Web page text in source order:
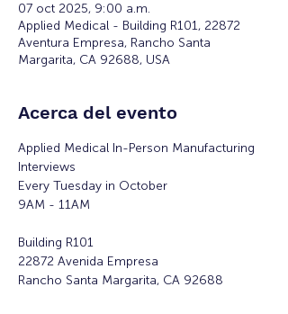
07 oct 2025, 9:00 a.m.
Applied Medical - Building R101, 22872
Aventura Empresa, Rancho Santa
Margarita, CA 92688, USA
Acerca del evento
Applied Medical In-Person Manufacturing
Interviews
Every Tuesday in October
9AM - 11AM
Building R101
22872 Avenida Empresa
Rancho Santa Margarita, CA 92688